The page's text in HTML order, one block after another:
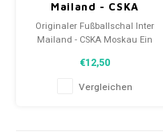
Mailand - CSKA
Moskau
Originaler Fußballschal Inter
Mailand - CSKA Moskau Ein
Fächerschal. Perfekter
Geschenk-Tipp oder zur
Ergänzung der
€12,50
Vergleichen